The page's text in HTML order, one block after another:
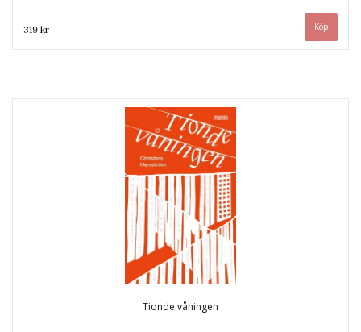
319 kr
Tionde våningen